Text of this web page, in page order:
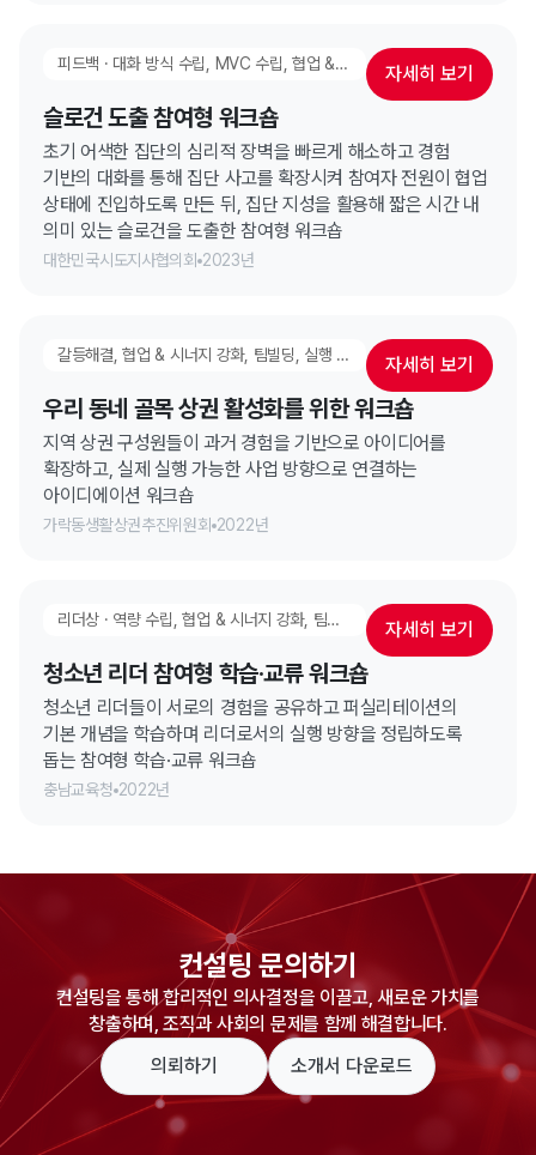
피드백 · 대화 방식 수립, MVC 수립, 협업 & 시너지 강화, 고성과 팀 만들기, 팀빌딩 자세히 보기
슬로건 도출 참여형 워크숍
초기 어색한 집단의 심리적 장벽을 빠르게 해소하고 경험
기반의 대화를 통해 집단 사고를 확장시켜 참여자 전원이 협업
상태에 진입하도록 만든 뒤, 집단 지성을 활용해 짧은 시간 내
의미 있는 슬로건을 도출한 참여형 워크숍
대한민국시도지사협의회 2023년
갈등해결, 협업 & 시너지 강화, 팀빌딩, 실행 고도화 워크숍 자세히 보기
우리 동네 골목 상권 활성화를 위한 워크숍
지역 상권 구성원들이 과거 경험을 기반으로 아이디어를
확장하고, 실제 실행 가능한 사업 방향으로 연결하는
아이디에이션 워크숍
가락동생활상권추진위원회 2022년
리더상 · 역량 수립, 협업 & 시너지 강화, 팀빌딩, 실행 고도화 워크숍 자세히 보기
청소년 리더 참여형 학습·교류 워크숍
청소년 리더들이 서로의 경험을 공유하고 퍼실리테이션의
기본 개념을 학습하며 리더로서의 실행 방향을 정립하도록
돕는 참여형 학습·교류 워크숍
충남교육청 2022년
컨설팅 문의하기
컨설팅을 통해 합리적인 의사결정을 이끌고, 새로운 가치를
창출하며, 조직과 사회의 문제를 함께 해결합니다.
의뢰하기
소개서 다운로드